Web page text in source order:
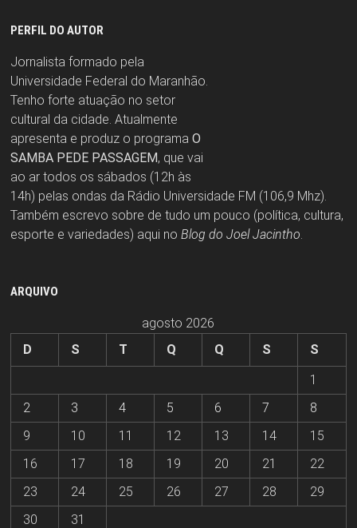
PERFIL DO AUTOR
Jornalista formado pela
Universidade Federal do Maranhão.
Tenho forte atuação no setor
cultural da cidade. Atualmente
apresenta e produz o programa O
SAMBA PEDE PASSAGEM, que vai
ao ar todos os sábados (12h às
14h) pelas ondas da Rádio Universidade FM (106,9 Mhz).
Também escrevo sobre de tudo um pouco (política, cultura,
esporte e variedades) aqui no Blog do Joel Jacintho
ARQUIVO
agosto 2026
D
S T Q Q S
S
1
2
3 4 5 6 7
8
9
10 11 12 13 14
15
16
17 18 19 20 21
22
23
24 25 26 27 28
29
30
31